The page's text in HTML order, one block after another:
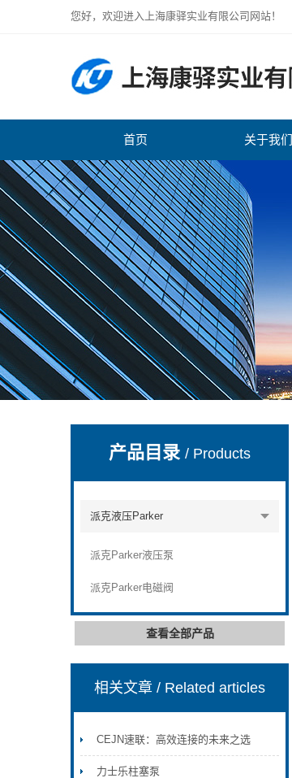
您好，欢迎进入上海康驿实业有限公司网站！
上海康驿实业有限公司
首页 关于我们
产品目录/ Products
派克液压Parker
派克Parker液压泵
派克Parker电磁阀
查看全部产品
相关文章/ Related articles
CEJN速联：高效连接的未来之选
力士乐柱塞泵